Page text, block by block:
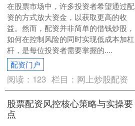
在股票市场中，许多投资者希望通过配
资的方式放大资金，以获取更高的收
益。然而，配资并非简单的借钱炒股，
如何在控制风险的同时实现低成本加杠
杆，是每位投资者需要掌握的....
配资门户
阅读： 123 栏目： 网上炒股配资
股票配资风控核心策略与实操要
点